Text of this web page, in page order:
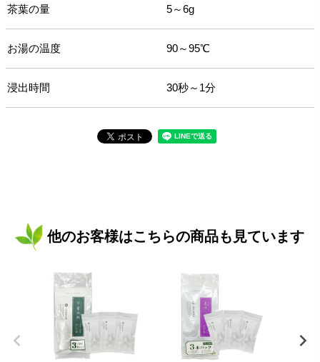
茶葉の量 5～6g
お湯の温度 90～95℃
浸出時間 30秒～1分
他のお客様はこちらの商品も見ています